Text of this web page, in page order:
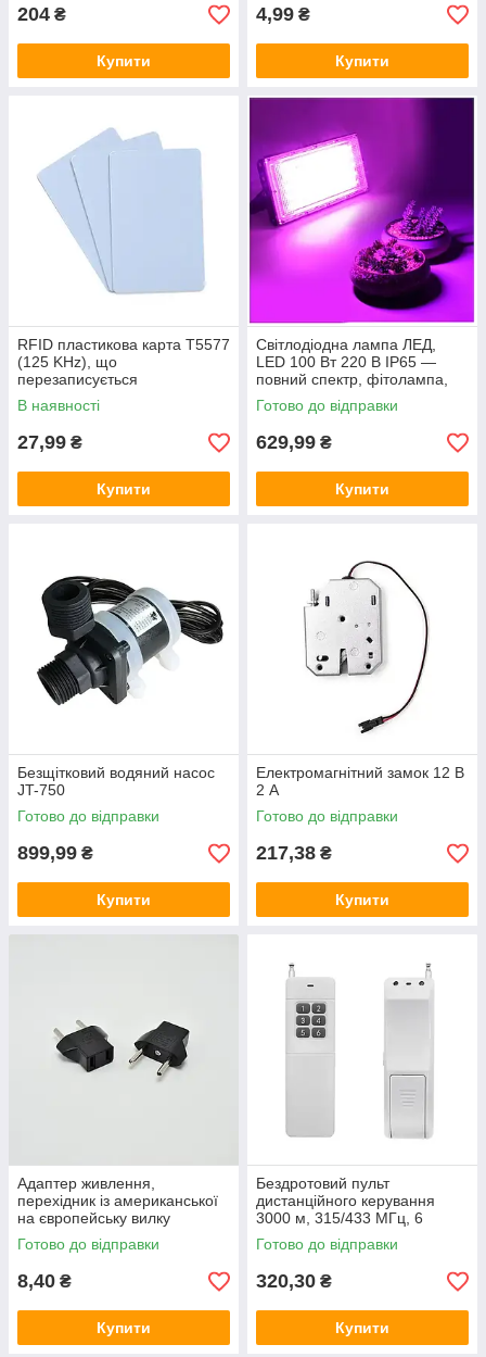
204 ₴
Купити
4,99 ₴
Купити
RFID пластикова карта T5577
(125 KHz), що
перезаписується
В наявності
27,99 ₴
Купити
Світлодіодна лампа ЛЕД,
LED 100 Вт 220 В IP65 —
повний спектр, фітолампа,
прожектор
Готово до відправки
629,99 ₴
Купити
Безщітковий водяний насос
JT-750
Готово до відправки
899,99 ₴
Купити
Електромагнітний замок 12 В
2 A
Готово до відправки
217,38 ₴
Купити
Адаптер живлення,
перехідник із американської
на європейську вилку
Готово до відправки
8,40 ₴
Купити
Бездротовий пульт
дистанційного керування
3000 м, 315/433 МГц, 6
кнопок
Готово до відправки
320,30 ₴
Купити